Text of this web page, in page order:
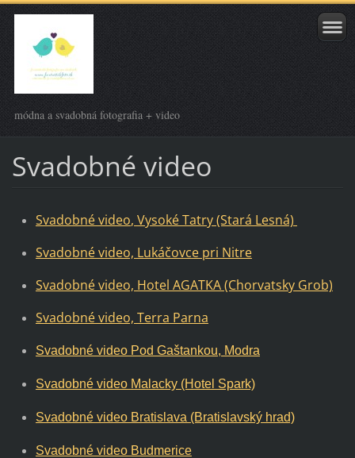
módna a svadobná fotografia + video
Svadobné video
Svadobné video, Vysoké Tatry (Stará Lesná)
Svadobné video, Lukáčovce pri Nitre
Svadobné video, Hotel AGATKA (Chorvatsky Grob)
Svadobné video, Terra Parna
Svadobné video Pod Gaštankou, Modra
Svadobné video Malacky (Hotel Spark)
Svadobné video Bratislava (Bratislavský hrad)
Svadobné video Budmerice